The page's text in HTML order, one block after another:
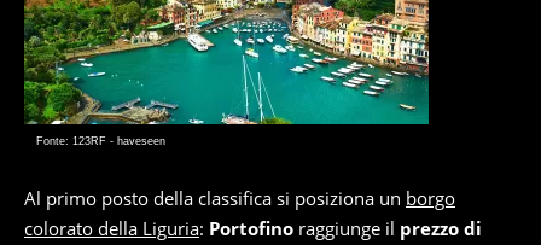
Fonte: 123RF - haveseen
Al primo posto della classifica si posiziona un borgo
colorato della Liguria: Portofino raggiunge il prezzo di